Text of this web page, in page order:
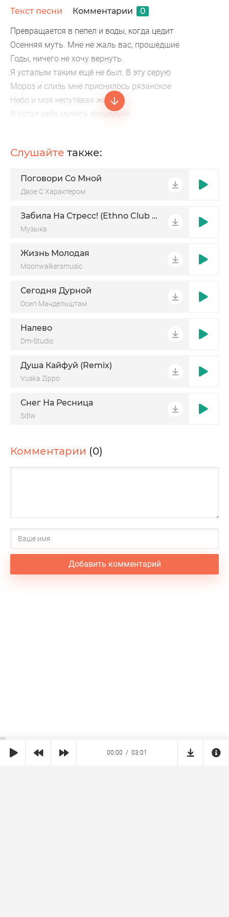
Текст песни Комментарии 0
Превращается в пепел и воды, когда цедит
Осенняя муть. Мне не жаль вас, прошедшие
Годы, ничего не хочу вернуть.
Я усталым таким ещё не был. В эту серую
Мороз и слизь мне приснилось рязанское
Небо и моя непутёвая жизнь.
Я устал себя мучить бесцельно
Слушайте также:
Поговори Со Мной
Двое С Характером
Забила На Стресс! (Ethno Club Mix)
Музыка
Жизнь Молодая
Moonwalkersmusic
Сегодня Дурной
Осип Мандельштам
Налево
Dm-Studio
Душа Кайфуй (Remix)
Vuska Zippo
Снег На Ресница
Sdlw
Комментарии (0)
Добавить комментарий
00:00 03:01